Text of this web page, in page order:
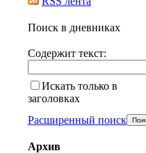
Поиск в дневниках
Содержит текст:
Искать только в
заголовках
Расширенный поиск
Архив